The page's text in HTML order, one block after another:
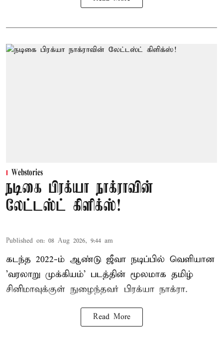
Webstories
நடிகை பிரக்யா நாக்ராவின்
லேட்டஸ்ட் கிளிக்ஸ்!
Published on: 08 Aug 2026, 9:44 am
கடந்த 2022-ம் ஆண்டு ஜீவா நடிப்பில் வெளியான
'வரலாறு முக்கியம்' படத்தின் மூலமாக தமிழ்
சினிமாவுக்குள் நுழைந்தவர் பிரக்யா நாக்ரா.
Read More